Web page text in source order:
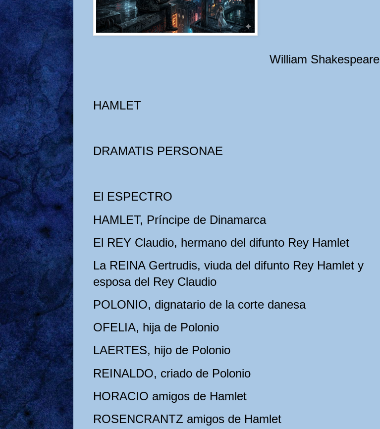
William Shakespeare
HAMLET
DRAMATIS PERSONAE
El ESPECTRO
HAMLET, Príncipe de Dinamarca
El REY Claudio, hermano del difunto Rey Hamlet
La REINA Gertrudis, viuda del difunto Rey Hamlet y
esposa del Rey Claudio
POLONIO, dignatario de la corte danesa
OFELIA, hija de Polonio
LAERTES, hijo de Polonio
REINALDO, criado de Polonio
HORACIO amigos de Hamlet
ROSENCRANTZ amigos de Hamlet